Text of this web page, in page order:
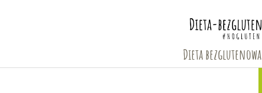
Dieta bezglutenowa